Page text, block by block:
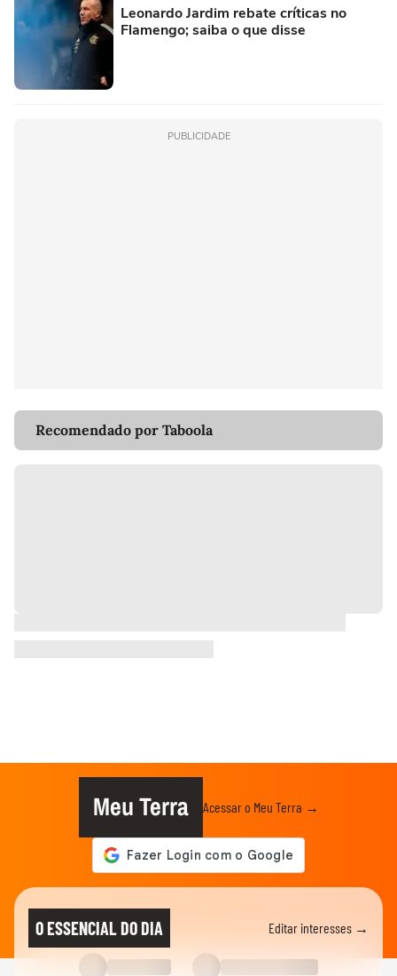
Leonardo Jardim rebate críticas no
Flamengo; saiba o que disse
PUBLICIDADE
Recomendado por Taboola
Meu Terra Acessar o Meu Terra →
O ESSENCIAL DO DIA Editar interesses →